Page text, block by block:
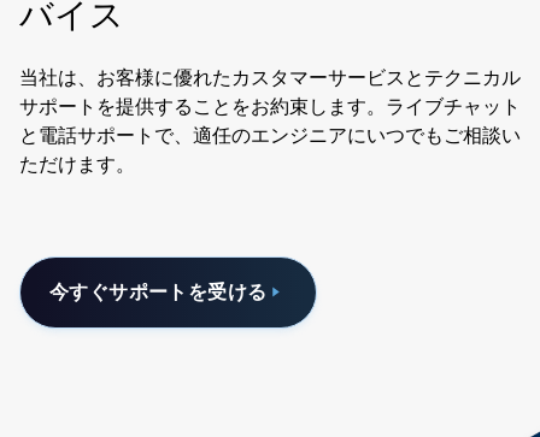
バイス
当社は、お客様に優れたカスタマーサービスとテクニカル
サポートを提供することをお約束します。ライブチャット
と電話サポートで、適任のエンジニアにいつでもご相談い
ただけます。
今すぐサポートを受ける